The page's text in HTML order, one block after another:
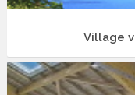
Village